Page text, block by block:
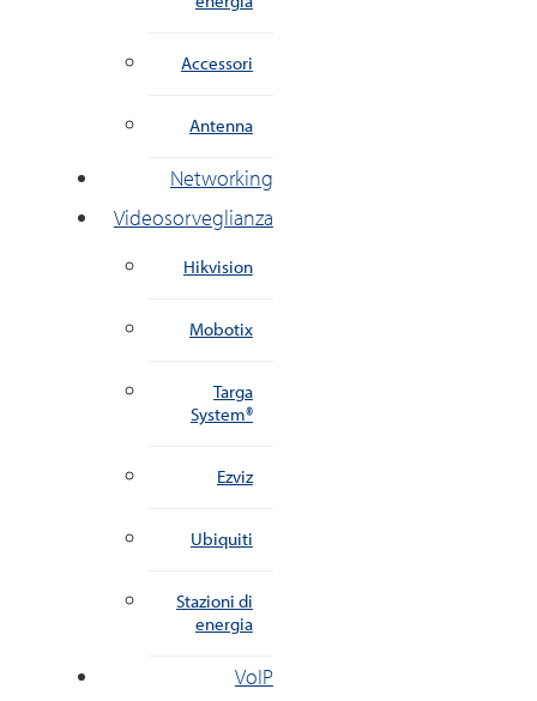
Accessori
Antenna
Networking
Videosorveglianza
Hikvision
Mobotix
Targa
System®
Ezviz
Ubiquiti
Stazioni di
energia
VoIP